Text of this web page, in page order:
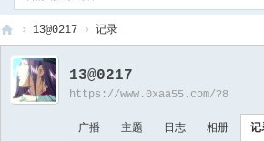
技
宅
› 13@0217 › 记录
13@0217
https://www.0xaa55.com/?8
广播 主题 日志 相册 记